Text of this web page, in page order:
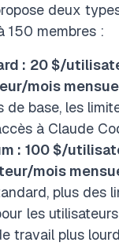
deux
150 membres :
: 20 $/
mois
de base, les
à Claude
: 100 $/
mois
plus des
les
travail plus